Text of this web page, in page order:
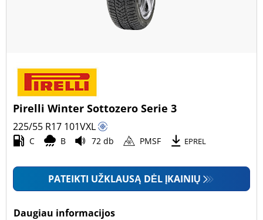
Pirelli Winter Sottozero Serie 3
225/55 R17 101VXL
C B 72 db PMSF EPREL
PATEIKTI UŽKLAUSĄ DĖL ĮKAINIŲ
Daugiau informacijos